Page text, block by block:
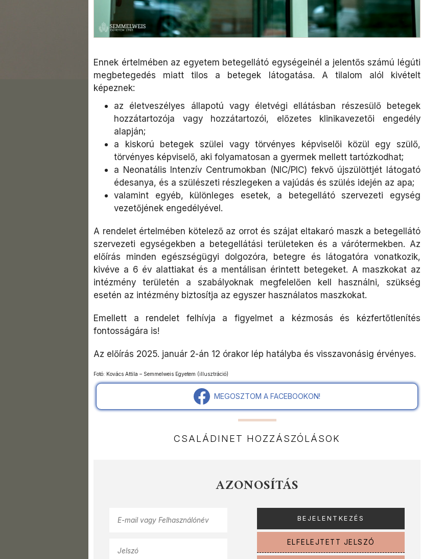
Ennek értelmében az egyetem betegellátó egységeinél a jelentős számú légúti
megbetegedés miatt tilos a betegek látogatása. A tilalom alól kivételt
képeznek:
az életveszélyes állapotú vagy életvégi ellátásban részesülő betegek
hozzátartozója vagy hozzátartozói, előzetes klinikavezetői engedély
alapján;
a kiskorú betegek szülei vagy törvényes képviselői közül egy szülő,
törvényes képviselő, aki folyamatosan a gyermek mellett tartózkodhat;
a Neonatális Intenzív Centrumokban (NIC/PIC) fekvő újszülöttjét látogató
édesanya, és a szülészeti részlegeken a vajúdás és szülés idején az apa;
valamint egyéb, különleges esetek, a betegellátó szervezeti egység
vezetőjének engedélyével.
A rendelet értelmében kötelező az orrot és szájat eltakaró maszk a betegellátó
szervezeti egységekben a betegellátási területeken és a várótermekben. Az
előírás minden egészségügyi dolgozóra, betegre és látogatóra vonatkozik,
kivéve a 6 év alattiakat és a mentálisan érintett betegeket. A maszkokat az
intézmény területén a szabályoknak megfelelően kell használni, szükség
esetén az intézmény biztosítja az egyszer használatos maszkokat.
Emellett a rendelet felhívja a figyelmet a kézmosás és kézfertőtlenítés
fontosságára is!
Az előírás 2025. január 2-án 12 órakor lép hatályba és visszavonásig érvényes.
Fotó: Kovács Attila – Semmelweis Egyetem (illusztráció)
MEGOSZTOM A FACEBOOKON!
CSALÁDINET HOZZÁSZÓLÁSOK
AZONOSÍTÁS
ELFELEJTETT JELSZÓ